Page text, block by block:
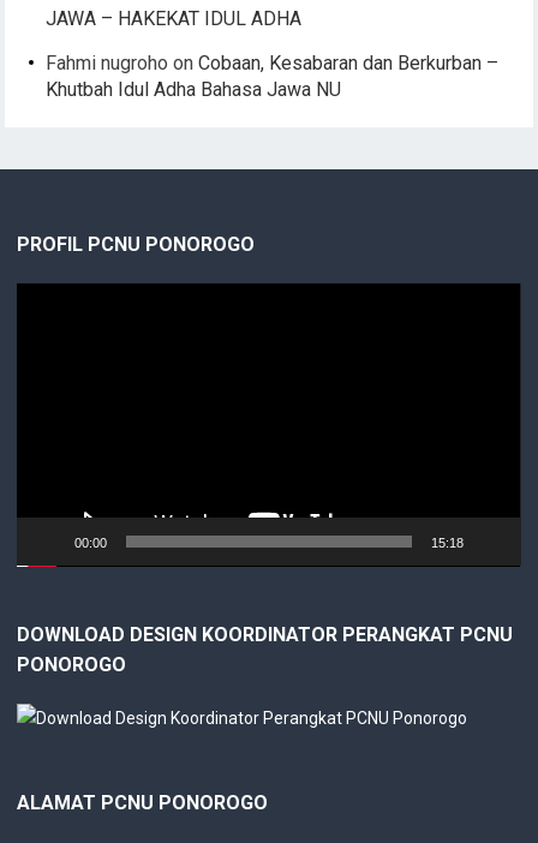
JAWA – HAKEKAT IDUL ADHA
Fahmi nugroho onCobaan, Kesabaran dan Berkurban –
Khutbah Idul Adha Bahasa Jawa NU
PROFIL PCNU PONOROGO
00:00 15:18
DOWNLOAD DESIGN KOORDINATOR PERANGKAT PCNU
PONOROGO
ALAMAT PCNU PONOROGO